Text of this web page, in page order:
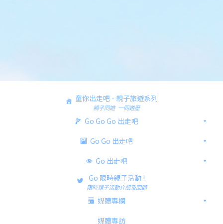
童你出走吧 - 親子旅遊系列
親子同遊 一同遊歷
Go Go Go 出走吧
Go Go 出走吧
Go 出走吧
Go 限時親子活動 !
限時親子活動介紹及回顧
媒體專欄
媒體專訪